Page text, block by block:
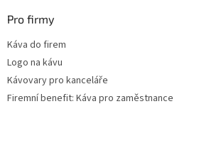
Pro firmy
Káva do firem
Logo na kávu
Kávovary pro kanceláře
Firemní benefit: Káva pro zaměstnance